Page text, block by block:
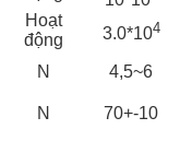
Hoạt
động
3.0*104
N 4,5~6
N 70+-10